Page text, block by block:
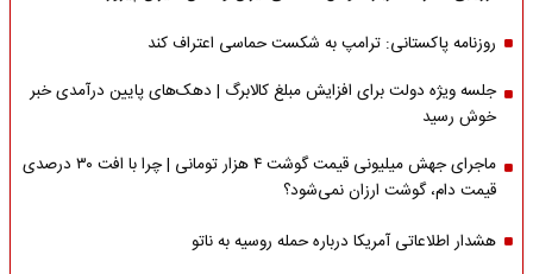
روزنامه پاکستانی: ترامپ به شکست حماسی اعتراف کند
جلسه ویژه دولت برای افزایش مبلغ کالابرگ | دهک‌های پایین درآمدی خبر
خوش رسید
ماجرای جهش میلیونی قیمت گوشت ۴ هزار تومانی | چرا با افت ۳۰ درصدی
قیمت دام، گوشت ارزان نمی‌شود؟
هشدار اطلاعاتی آمریکا درباره حمله روسیه به ناتو